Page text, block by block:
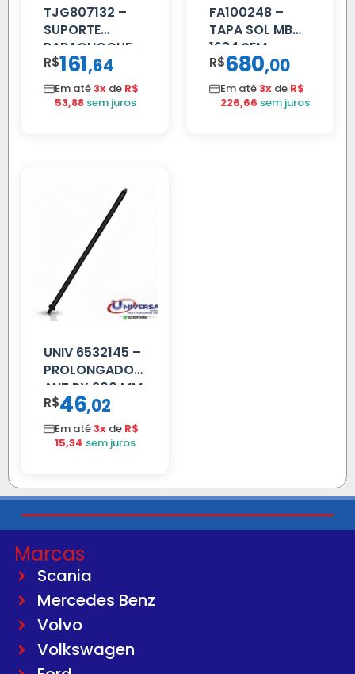
TJG807132 –
SUPORTE
PARACHOQUE
VW 12.170 LD
R$161,64
Em até3x de R$
53,88 sem juros
FA100248 –
TAPA SOL MB
1634 SEM
SUPORTE FIBRA
R$680,00
Em até3x de R$
226,66 sem juros
UNIV 6532145 –
PROLONGADOR
ANT PX 600 MM
FIBRA PRETA
R$46,02
Em até3x de R$
15,34 sem juros
Marcas
Scania
Mercedes Benz
Volvo
Volkswagen